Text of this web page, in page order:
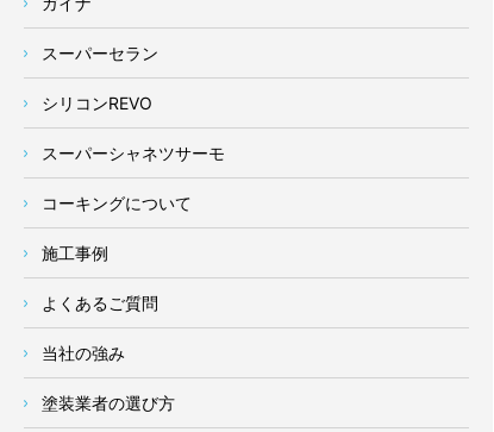
スーパーセラン
シリコンREVO
スーパーシャネツサーモ
コーキングについて
施工事例
よくあるご質問
当社の強み
塗装業者の選び方